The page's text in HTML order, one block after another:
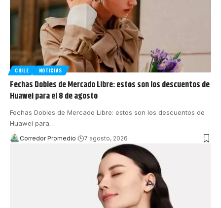
CHILE NOTICIAS
Fechas Dobles de Mercado Libre: estos son los descuentos de
Huawei para el 8 de agosto
Fechas Dobles de Mercado Libre: estos son los descuentos de
Huawei para…
Corredor Promedio 7 agosto, 2026